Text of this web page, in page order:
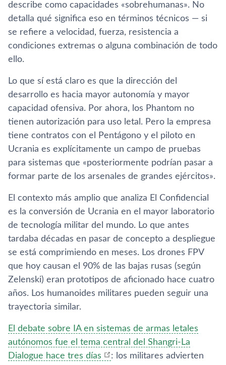
describe como capacidades «sobrehumanas». No
detalla qué significa eso en términos técnicos — si
se refiere a velocidad, fuerza, resistencia a
condiciones extremas o alguna combinación de todo
ello.
Lo que sí está claro es que la dirección del
desarrollo es hacia mayor autonomía y mayor
capacidad ofensiva. Por ahora, los Phantom no
tienen autorización para uso letal. Pero la empresa
tiene contratos con el Pentágono y el piloto en
Ucrania es explícitamente un campo de pruebas
para sistemas que «posteriormente podrían pasar a
formar parte de los arsenales de grandes ejércitos».
El contexto más amplio que analiza El Confidencial
es la conversión de Ucrania en el mayor laboratorio
de tecnología militar del mundo. Lo que antes
tardaba décadas en pasar de concepto a despliegue
se está comprimiendo en meses. Los drones FPV
que hoy causan el 90% de las bajas rusas (según
Zelenski) eran prototipos de aficionado hace cuatro
años. Los humanoides militares pueden seguir una
trayectoria similar.
El debate sobre IA en sistemas de armas letales
autónomos fue el tema central del Shangri-La
Dialogue hace tres días
: los militares advierten